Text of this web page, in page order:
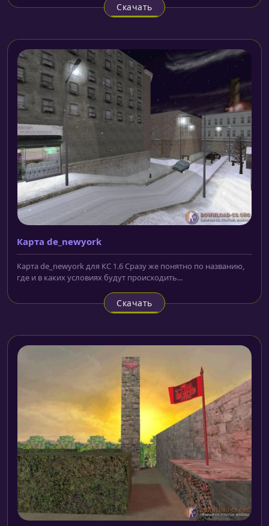
Скачать
Карта de_newyork
Карта de_newyork для КС 1.6 Сразу же понятно по названию,
где и в каких условиях будут происходить...
Скачать